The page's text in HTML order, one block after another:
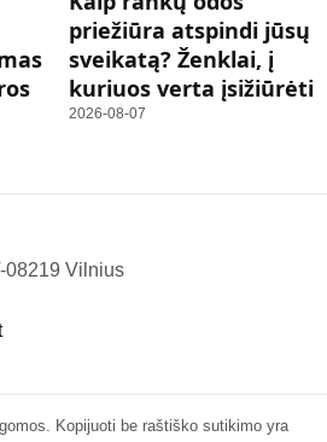
priežiūra atspindi jūsų
sveikatą? Ženklai, į
kuriuos verta įsižiūrėti
2026-08-07
08219 Vilnius
Kopijuoti be raštiško sutikimo yra